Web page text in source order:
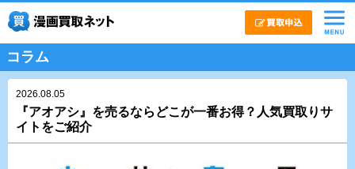
コラム
2026.08.05
『アオアシ』を売るならどこが一番お得？人気買取りサ
イトをご紹介